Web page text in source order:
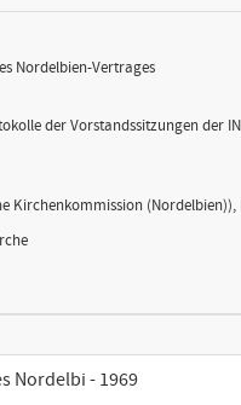
Nordelbien-Vertrages
der Vorstandssitzungen der
Kirchenkommission (Nordelbien)),
Nordelbi - 1969